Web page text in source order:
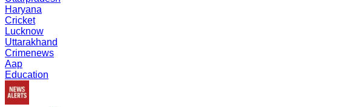
Haryana
Cricket
Lucknow
Uttarakhand
Crimenews
Aap
Education